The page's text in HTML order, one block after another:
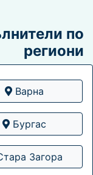
по
региони
Варна
Бургас
Загора